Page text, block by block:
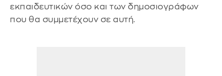
εκπαιδευτικών όσο και των δημοσιογράφων
που θα συμμετέχουν σε αυτή.